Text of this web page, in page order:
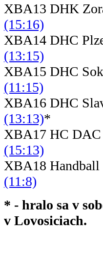
XBA13 DHK
(15:16)
XBA14 DHC
(13:15)
XBA15 DHC
(11:15)
XBA16 DHC
(13:13)*
XBA17 HC
(15:13)
XBA18
(11:8)
* - hralo sa v
v Lovosiciach.